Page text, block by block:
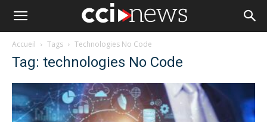
Accueil Tags Technologies No Code
Tag: technologies No Code